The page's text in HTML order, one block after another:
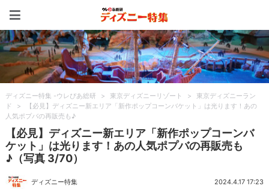
ディズニー特集 -ウレぴあ総研 > 東京ディズニーリゾート >
東京ディズニーラン
ド
>
【必見】ディズニー新エリア「新作ポップコーンバケット」は光ります！あの
人気ポプバの再販売も♪
【必見】ディズニー新エリア「新作ポップコーンバ
ケット」は光ります！あの人気ポプバの再販売も
♪（写真 3/70）
ディズニー特集 2024.4.17 17:23